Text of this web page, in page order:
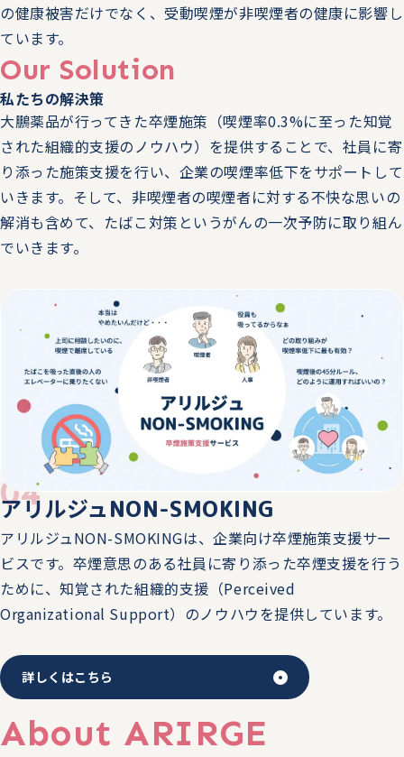
2025.05.09
5/21（水）16:00 HRカンファレンス2025春に、「大鵬薬
品の健康経営の取り組み 禁煙対策、定期健診・がん検診
での行動変容とは」の講演をします。
2025.05.02
5/14（水）～5/17（土） 第98回 日本産業衛生学会に、治
療と仕事の両立やがん検診に関する一般口演（O1-5, O1-
6, O12-4）とブースを出展します。
6/25（水）～6/27（金） 第23回東京 総務・人事・経理
Week春に、ブース出展します。
2025.04.08 メディア掲載
「WORK MILL」に、アリルジュの想い・取り組みについ
てのインタビュー記事が掲載されました。
2025.03.27 ニュースリリース
アリルジュ 徳島県と「がん対策の推進に関する連携協
定」を締結
2025.02.25 トピックス
ファーマIT＆デジタルヘルス エキスポ 2025に、当社代表
取締役 森下真行が登壇します。
2024.12.26 トピックス
の健康被害だけでなく、受動喫煙が非喫煙者の健康に影響し
ています。
Our Solution
私たちの解決策
大鵬薬品が行ってきた卒煙施策（喫煙率0.3%に至った知覚
された組織的支援のノウハウ）を提供することで、社員に寄
り添った施策支援を行い、企業の喫煙率低下をサポートして
いきます。そして、非喫煙者の喫煙者に対する不快な思いの
解消も含めて、たばこ対策というがんの一次予防に取り組ん
でいきます。
04
アリルジュNON-SMOKING
アリルジュNON-SMOKINGは、企業向け卒煙施策支援サー
ビスです。卒煙意思のある社員に寄り添った卒煙支援を行う
ために、知覚された組織的支援（Perceived
Organizational Support）のノウハウを提供しています。
詳しくはこちら
About ARIRGE